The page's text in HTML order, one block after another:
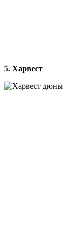
5. Харвест